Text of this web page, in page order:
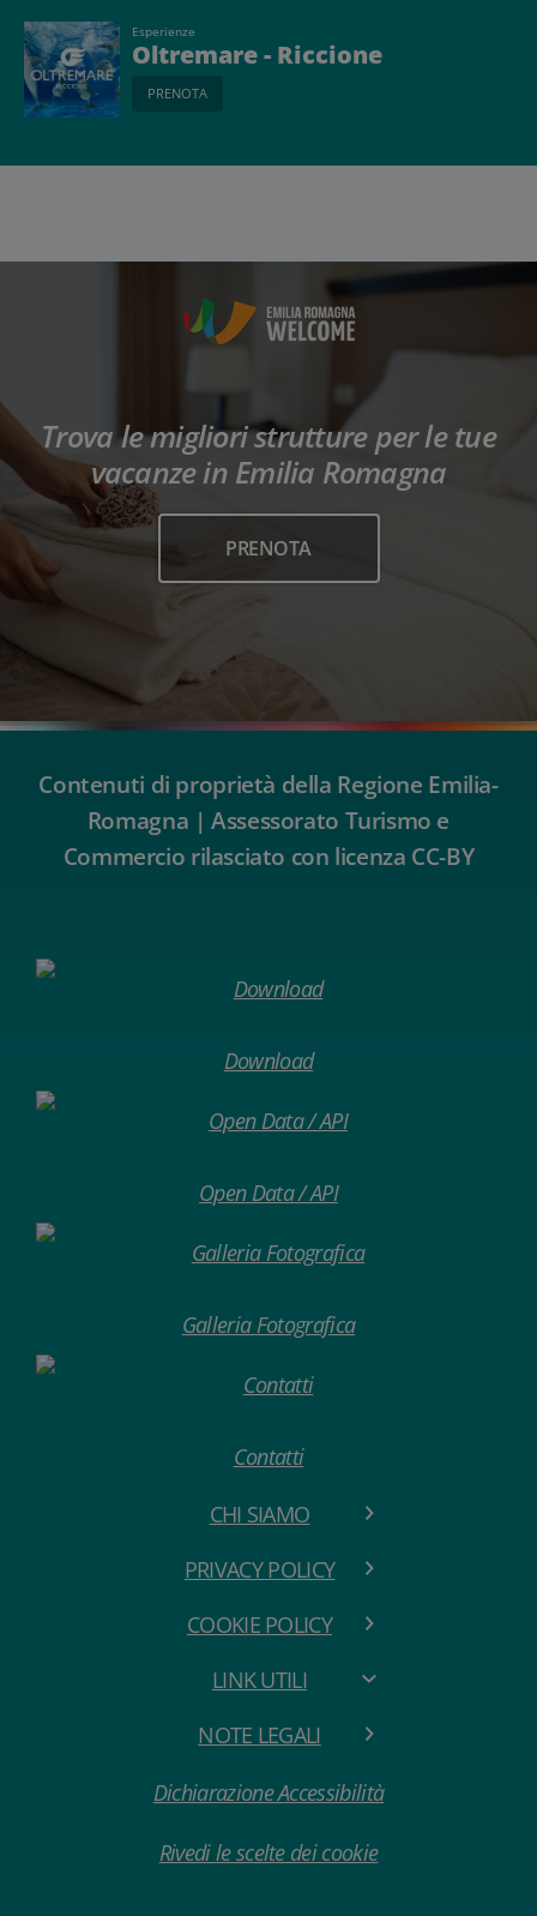
Esperienze
Oltremare - Riccione
PRENOTA
Trova le migliori strutture per le tue
vacanze in Emilia Romagna
PRENOTA
Contenuti di proprietà della Regione Emilia-
Romagna | Assessorato Turismo e
Commercio rilasciato con licenza CC-BY
Download
Open Data / API
Galleria Fotografica
Contatti
CHI SIAMO
PRIVACY POLICY
COOKIE POLICY
LINK UTILI
NOTE LEGALI
Dichiarazione Accessibilità
Rivedi le scelte dei cookie